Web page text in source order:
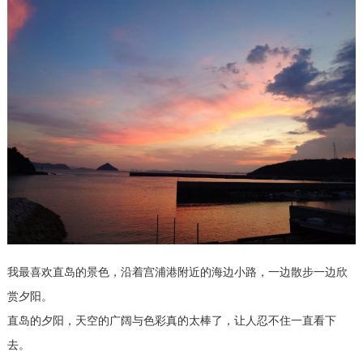
我最喜欢直岛的景色，沿着宫浦港附近的海边小路，一边散步一边欣
赏夕阳。
直岛的夕阳，天空的广阔与色彩真的太棒了，让人忍不住一直看下
去。